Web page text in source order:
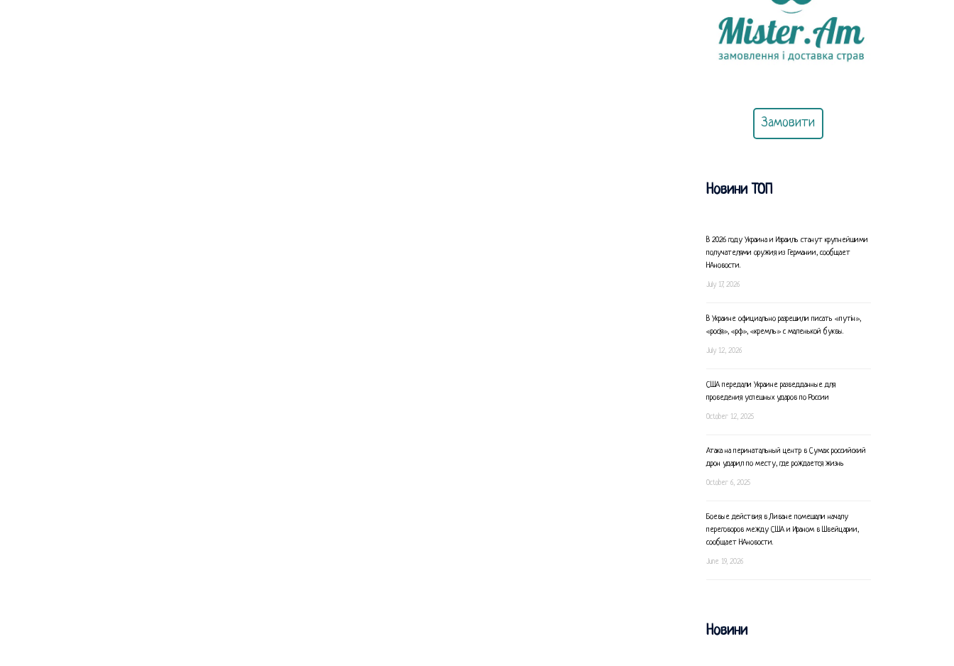
Замовити
Новини ТОП
В 2026 году Украина и Израиль станут крупнейшими
получателями оружия из Германии, сообщает
НАновости.
July 17, 2026
В Украине официально разрешили писать «путін»,
«росія», «рф», «кремль» с маленькой буквы.
July 12, 2026
США передали Украине разведданные для
проведения успешных ударов по России
October 12, 2025
Атака на перинатальный центр в Сумах: российский
дрон ударил по месту, где рождается жизнь
October 6, 2025
Боевые действия в Ливане помешали началу
переговоров между США и Ираном в Швейцарии,
сообщает НАновости.
June 19, 2026
Новини